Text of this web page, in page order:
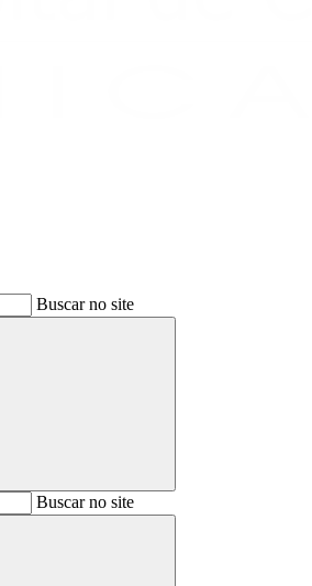
Buscar no site
BuscarBuscar no site